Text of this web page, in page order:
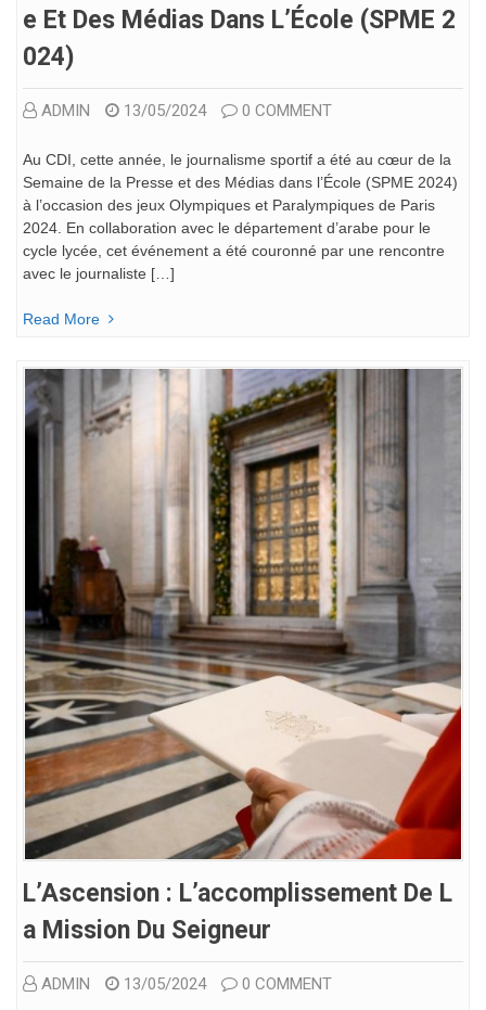
E Et Des Médias Dans L’École (SPME 2
024)
ADMIN 13/05/2024 0 COMMENT
Au CDI, cette année, le journalisme sportif a été au cœur de la
Semaine de la Presse et des Médias dans l’École (SPME 2024)
à l’occasion des jeux Olympiques et Paralympiques de Paris
2024. En collaboration avec le département d’arabe pour le
cycle lycée, cet événement a été couronné par une rencontre
avec le journaliste […]
Read More
L’Ascension : L’accomplissement De L
A Mission Du Seigneur
ADMIN 13/05/2024 0 COMMENT